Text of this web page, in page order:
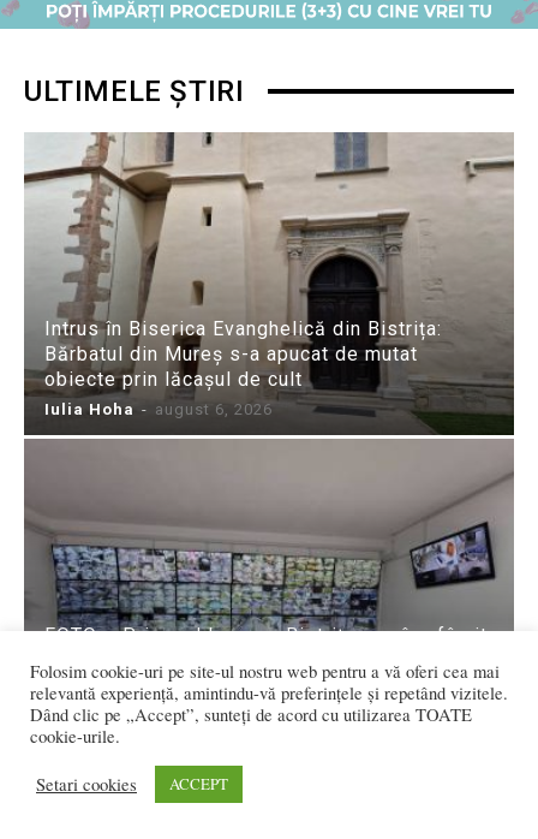
ULTIMELE ȘTIRI
Intrus în Biserica Evanghelică din Bistrița:
Bărbatul din Mureș s-a apucat de mutat
obiecte prin lăcașul de cult
Iulia Hoha - august 6, 2026
FOTO – Primarul Lazany: Bistrița are, în sfârșit,
un sistem de supraveghere funcțional și
extins!
Iulia Hoha - august 6, 2026
Folosim cookie-uri pe site-ul nostru web pentru a vă oferi cea mai
relevantă experiență, amintindu-vă preferințele și repetând vizitele.
Dând clic pe „Accept”, sunteți de acord cu utilizarea TOATE
cookie-urile.
Setari cookies ACCEPT